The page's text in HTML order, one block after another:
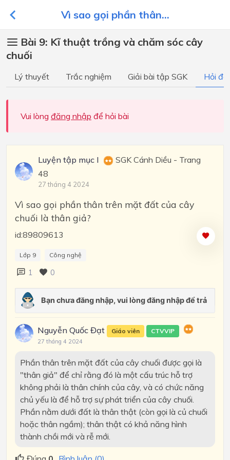
Vì sao gọi phần thân...
Bài 9: Kĩ thuật trồng và chăm sóc cây
chuối
Lý thuyết Trắc nghiệm Giải bài tập SGK Hỏi
Vui lòng đăng nhập để hỏi bài
Luyện tập mục I
SGK Cánh Diều - Trang
48
27 tháng 4 2024
Vì sao gọi phần thân trên mặt đất của cây
chuối là thân giả?
id:89809613
Lớp 9 Công nghệ
1 0
Nguyễn Quốc Đạt Giáo viên CTVVIP
27 tháng 4 2024
Phần thân trên mặt đất của cây chuối được gọi là
"thân giả" để chỉ rằng đó là một cấu trúc hỗ trợ
không phải là thân chính của cây, và có chức năng
chủ yếu là để hỗ trợ sự phát triển của cây chuối.
Phần nằm dưới đất là thân thật (còn gọi là củ chuối
hoặc thân ngầm); thân thật có khả năng hình
thành chồi mới và rễ mới.